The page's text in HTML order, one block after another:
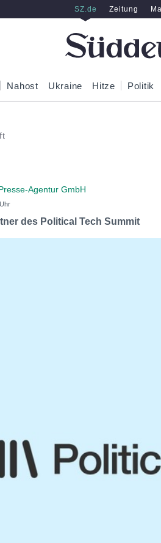
SZ.de Zeitung
Nahost Ukraine Hitze Politik
Agentur GmbH
des Political Tech Summit